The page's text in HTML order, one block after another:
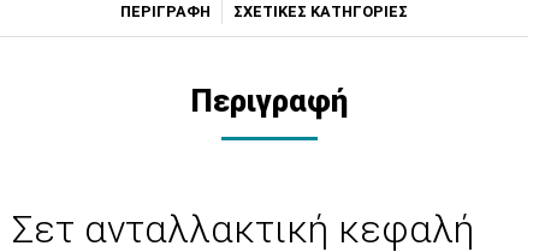
ΠΕΡΙΓΡΑΦΗ ΣΧΕΤΙΚΕΣ ΚΑΤΗΓΟΡΙΕΣ
Περιγραφή
Σετ ανταλλακτική κεφαλή